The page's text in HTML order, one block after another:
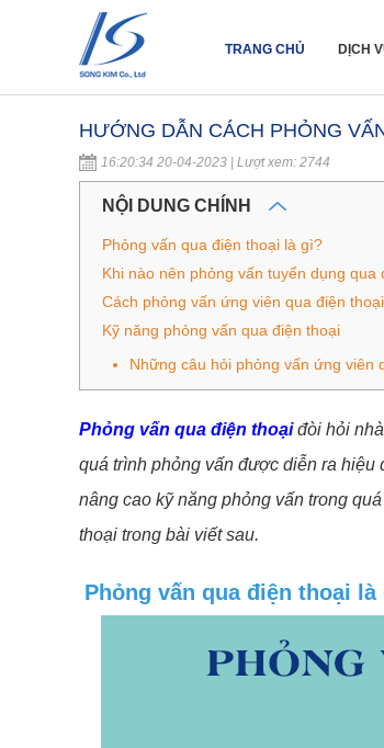
TRANG CHỦ DỊCH
HƯỚNG DẪN CÁCH PHỎNG
16:20:34 20-04-2023 | Lượt xem: 2744
NỘI DUNG CHÍNH
Phỏng vấn qua điện thoại là gì?
Khi nào nên phỏng vấn tuyển dụng qua
Cách phỏng vấn ứng viên qua điện thoại
Kỹ năng phỏng vấn qua điện thoại
Những câu hỏi phỏng vấn ứng viên
Phỏng vấn qua điện thoạiđòi hỏi
quá trình phỏng vấn được diễn ra
nâng cao kỹ năng phỏng vấn trong
thoại trong bài viết sau.
Phỏng vấn qua điện thoại là